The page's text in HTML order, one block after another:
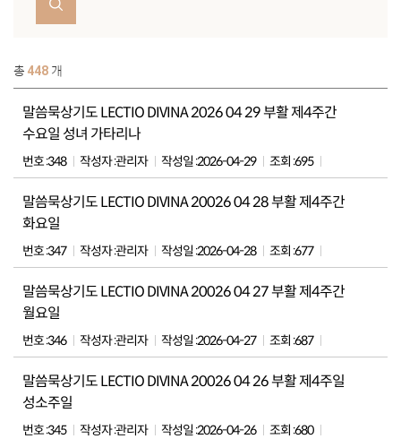
총 448 개
말씀묵상기도 LECTIO DIVINA 2026 04 29 부활 제4주간
수요일 성녀 가타리나
번호 :348 작성자 :관리자 작성일 :2026-04-29 조회 :695
말씀묵상기도 LECTIO DIVINA 20026 04 28 부활 제4주간
화요일
번호 :347 작성자 :관리자 작성일 :2026-04-28 조회 :677
말씀묵상기도 LECTIO DIVINA 20026 04 27 부활 제4주간
월요일
번호 :346 작성자 :관리자 작성일 :2026-04-27 조회 :687
말씀묵상기도 LECTIO DIVINA 20026 04 26 부활 제4주일
성소주일
번호 :345 작성자 :관리자 작성일 :2026-04-26 조회 :680